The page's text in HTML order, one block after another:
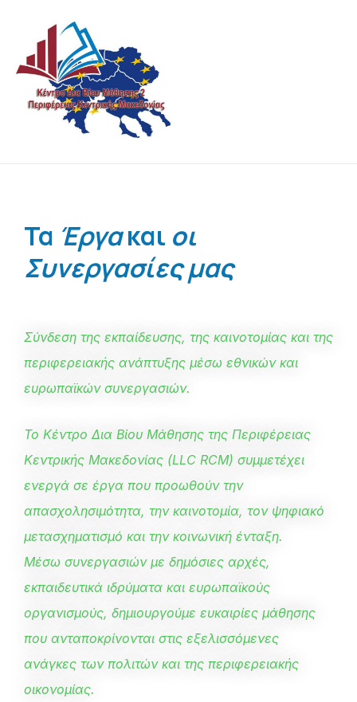
Τα Έργακαι οι
Συνεργασίες μας
Σύνδεση της εκπαίδευσης, της καινοτομίας και της
περιφερειακής ανάπτυξης μέσω εθνικών και
ευρωπαϊκών συνεργασιών.
Το Κέντρο Δια Βίου Μάθησης της Περιφέρειας
Κεντρικής Μακεδονίας (LLC RCM) συμμετέχει
ενεργά σε έργα που προωθούν την
απασχολησιμότητα, την καινοτομία, τον ψηφιακό
μετασχηματισμό και την κοινωνική ένταξη.
Μέσω συνεργασιών με δημόσιες αρχές,
εκπαιδευτικά ιδρύματα και ευρωπαϊκούς
οργανισμούς, δημιουργούμε ευκαιρίες μάθησης
που ανταποκρίνονται στις εξελισσόμενες
ανάγκες των πολιτών και της περιφερειακής
οικονομίας.